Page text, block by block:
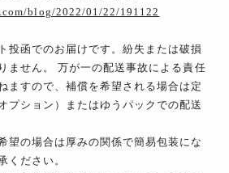
blog/2022/01/22/191122
投函でのお届けです。紛失または破損
ません。 万が一の配送事故による責任
ますので、補償を希望される場合は定
プション）またはゆうパックでの配送
望の場合は厚みの関係で簡易包装にな
ください。